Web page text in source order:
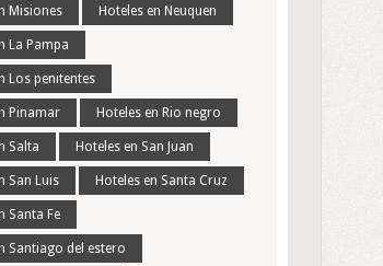
Misiones Hoteles en Neuquen
La Pampa
Los penitentes
Pinamar Hoteles en Rio negro
Salta Hoteles en San Juan
San Luis Hoteles en Santa Cruz
Santa Fe
Santiago del estero